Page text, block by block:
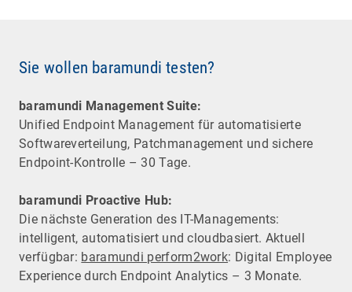
Sie wollen baramundi testen?
baramundi Management Suite:
Unified Endpoint Management für automatisierte
Software­verteilung, Patchmanagement und sichere
Endpoint-Kontrolle – 30 Tage.
baramundi Proactive Hub:
Die nächste Generation des IT-Managements:
intelligent, automatisiert und cloudbasiert. Aktuell
verfügbar: baramundi perform2work: Digital Employee
Experience durch Endpoint Analytics – 3 Monate.